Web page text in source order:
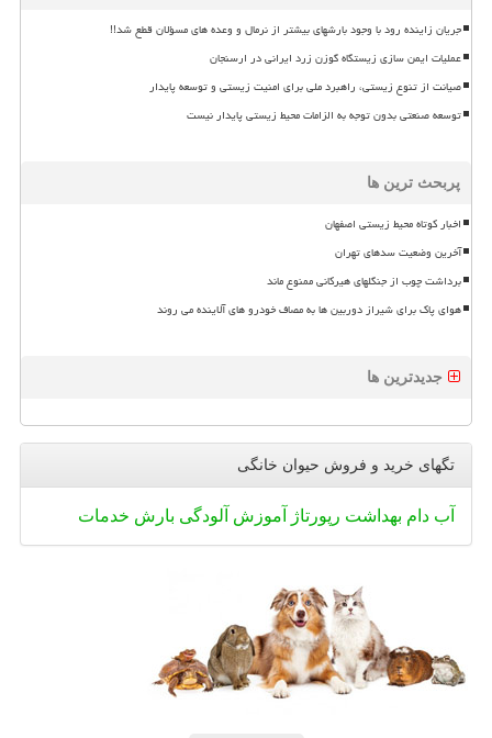
جریان زاینده رود با وجود بارشهای بیشتر از نرمال و وعده های مسؤلان قطع شد!!
عملیات ایمن سازی زیستگاه گوزن زرد ایرانی در ارسنجان
صیانت از تنوع زیستی، راهبرد ملی برای امنیت زیستی و توسعه پایدار
توسعه صنعتی بدون توجه به الزامات محیط زیستی پایدار نیست
پربحث ترین ها
اخبار کوتاه محیط زیستی اصفهان
آخرین وضعیت سدهای تهران
برداشت چوب از جنگلهای هیرکانی ممنوع ماند
هوای پاک برای شیراز دوربین ها به مصاف خودرو های آلاینده می روند
جدیدترین ها
تگهای خرید و فروش حیوان خانگی
آب دام بهداشت رپورتاژ آموزش آلودگی بارش خدمات